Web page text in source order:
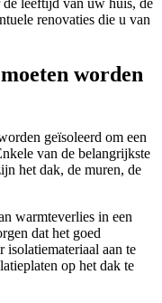
renovaties die u van
worden
geïsoleerd om een
van de belangrijkste
het dak, de muren, de
warmteverlies in een
dat het goed
aan te
op het dak te